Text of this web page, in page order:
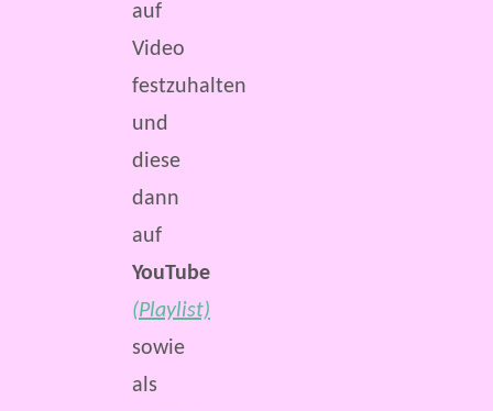
auf
Video
festzuhalten
und
diese
dann
auf
YouTube
(Playlist)
sowie
als